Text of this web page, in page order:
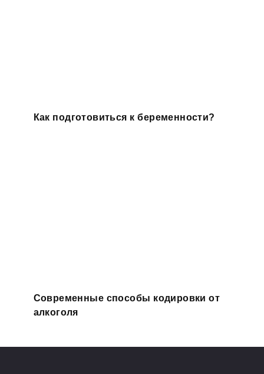
Как подготовиться к беременности?
Современные способы кодировки от
алкоголя